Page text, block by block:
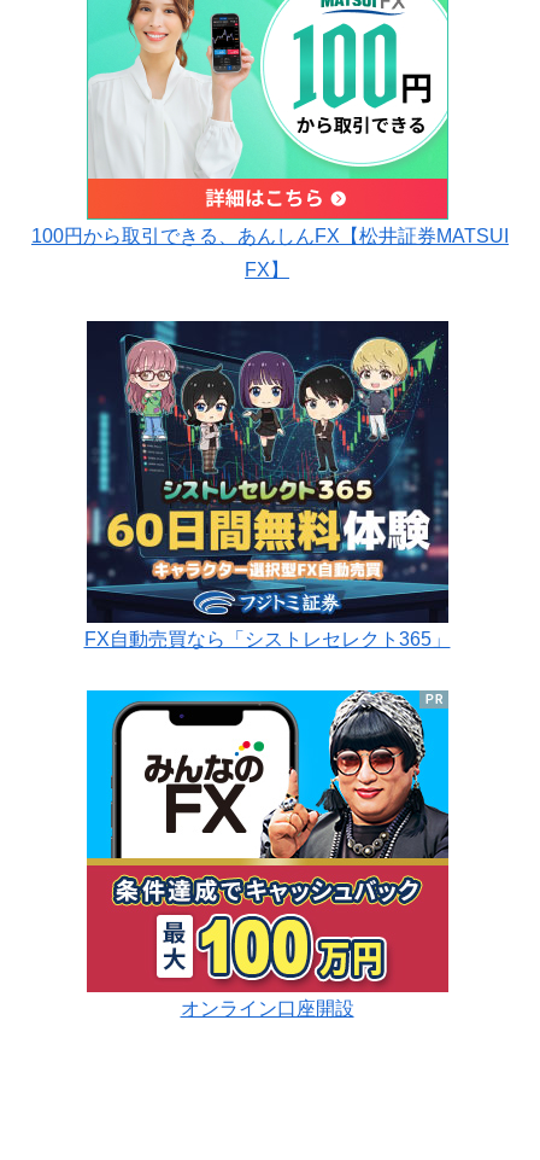
100円から取引できる、あんしんFX【松井証券MATSUI
FX】
FX自動売買なら「シストレセレクト365」
オンライン口座開設